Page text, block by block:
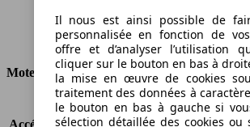
Ø 15.0 l/100km
Consommation
Moteur et Puissance
KW (CH)
294 kW (400 PS)
Accélération (0-100 km/h) 4.9s
Il nous est ainsi possible de
personnalisée en fonction de
offre et d’analyser l’utilisation
cliquer sur le bouton en bas à
la mise en œuvre de cookies
traitement des données à
le bouton en bas à gauche si
sélection détaillée des cookies ou